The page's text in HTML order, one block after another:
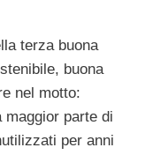
terza buona
buona
nel motto:
maggior parte di
per anni